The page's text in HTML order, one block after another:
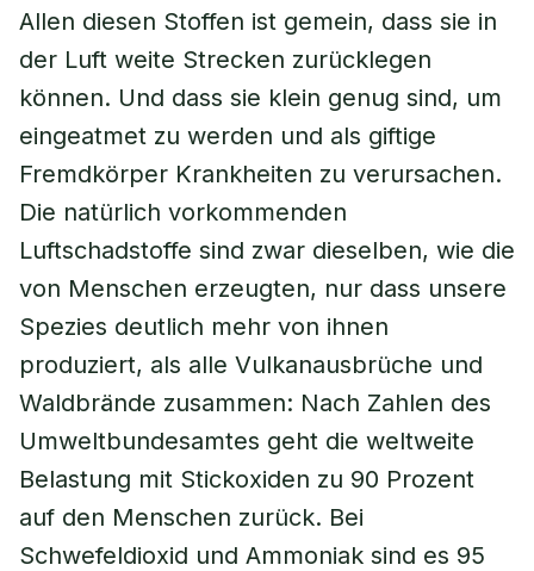
Allen diesen Stoffen ist gemein, dass sie in
der Luft weite Strecken zurücklegen
können. Und dass sie klein genug sind, um
eingeatmet zu werden und als giftige
Fremdkörper Krankheiten zu verursachen.
Die natürlich vorkommenden
Luftschadstoffe sind zwar dieselben, wie die
von Menschen erzeugten, nur dass unsere
Spezies deutlich mehr von ihnen
produziert, als alle Vulkanausbrüche und
Waldbrände zusammen: Nach Zahlen des
Umweltbundesamtes geht die weltweite
Belastung mit Stickoxiden zu 90 Prozent
auf den Menschen zurück. Bei
Schwefeldioxid und Ammoniak sind es 95